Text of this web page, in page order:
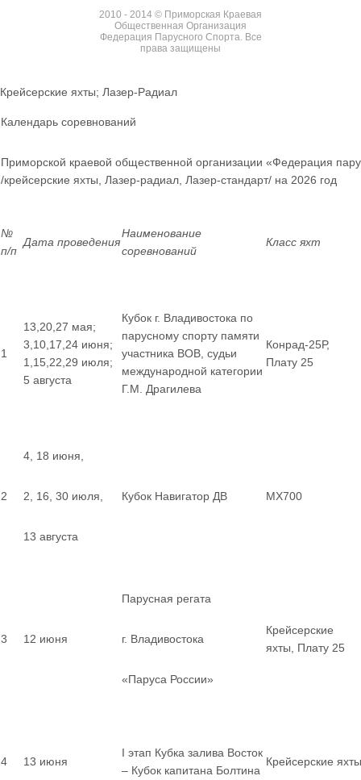
2010 - 2014 © Приморская Краевая
Общественная Организация
Федерация Парусного Спорта. Все
права защищены
Крейсерские яхты; Лазер-Радиал
Календарь соревнований
Приморской краевой общественной организации «Федерация
/крейсерские яхты, Лазер-радиал, Лазер-стандарт/ на 2026 год
№
п/п
Дата проведения
Наименование
соревнований
Класс яхт
1
13,20,27 мая;
3,10,17,24 июня;
1,15,22,29 июля;
5 августа
Кубок г. Владивостока по
парусному спорту памяти
участника ВОВ, судьи
международной категории
Г.М. Драгилева
Конрад-25Р,
Плату 25
2
4, 18 июня,
2, 16, 30 июля,
13 августа
Кубок Навигатор ДВ MX700
3 12 июня
Парусная регата
г. Владивостока
«Паруса России»
Крейсерские
яхты, Плату 25
4 13 июня
I этап Кубка залива Восток
– Кубок капитана Болтина
Крейсерские яхты